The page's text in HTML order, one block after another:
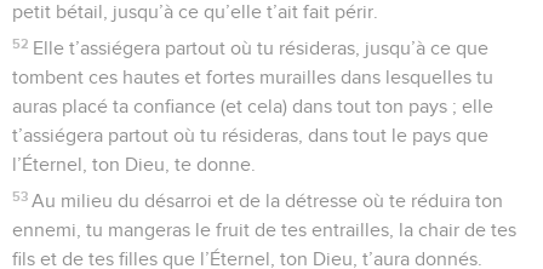
petit bétail, jusqu’à ce qu’elle t’ait fait périr.
52 Elle t’assiégera partout où tu résideras, jusqu’à ce que
tombent ces hautes et fortes murailles dans lesquelles tu
auras placé ta confiance (et cela) dans tout ton pays ; elle
t’assiégera partout où tu résideras, dans tout le pays que
l’Éternel, ton Dieu, te donne.
53 Au milieu du désarroi et de la détresse où te réduira ton
ennemi, tu mangeras le fruit de tes entrailles, la chair de tes
fils et de tes filles que l’Éternel, ton Dieu, t’aura donnés.